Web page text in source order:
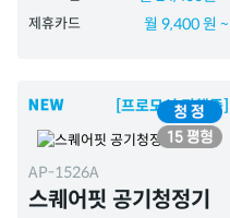
제휴카드 월 9,400 원 ~
[프로모션 진행중]
AP-1526A
스퀘어핏 공기청정기